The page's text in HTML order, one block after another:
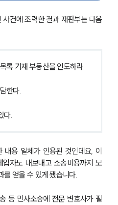
건에 조력한 결과 재판부는 다음
록 기재 부동산을 인도하라.
한다.
다.
내용 일체가 인용된 것인데요, 이
자도 내보내고 소송비용까지 모
를 얻을 수 있게 됐습니다.
등 민사소송에 전문 변호사가 필